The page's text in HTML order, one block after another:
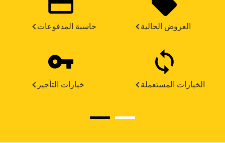
حاسبة المدفوعات العروض الحالية
خيارات التأجير الخيارات المستعملة